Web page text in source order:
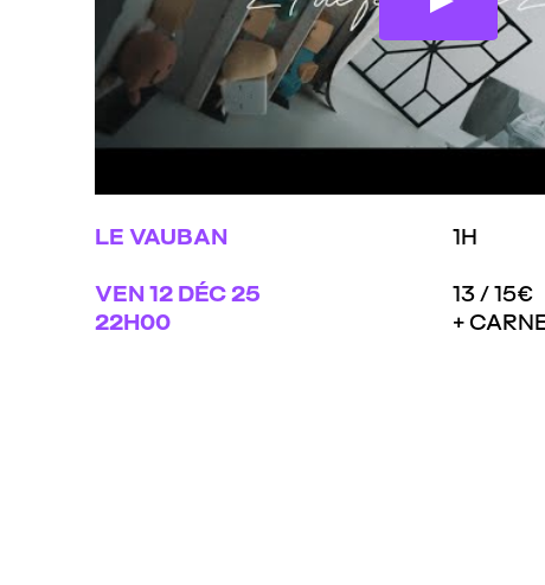
LE VAUBAN
VEN12 DÉC 25
22H00
1H
13 / 15€
+